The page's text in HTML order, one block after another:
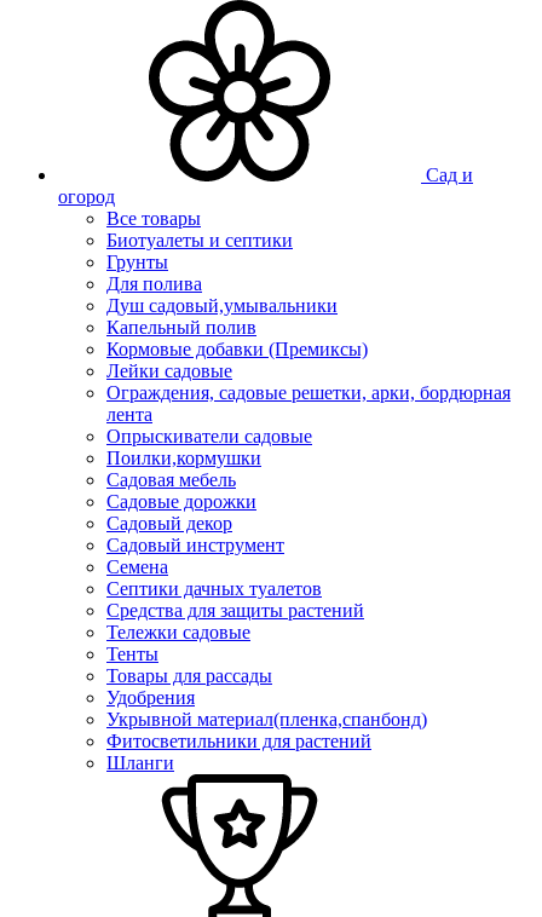
Сад и
огород
Все товары
Биотуалеты и септики
Грунты
Для полива
Душ садовый,умывальники
Капельный полив
Кормовые добавки (Премиксы)
Лейки садовые
Ограждения, садовые решетки, арки, бордюрная
лента
Опрыскиватели садовые
Поилки,кормушки
Садовая мебель
Садовые дорожки
Садовый декор
Садовый инструмент
Семена
Септики дачных туалетов
Средства для защиты растений
Тележки садовые
Тенты
Товары для рассады
Удобрения
Укрывной материал(пленка,спанбонд)
Фитосветильники для растений
Шланги